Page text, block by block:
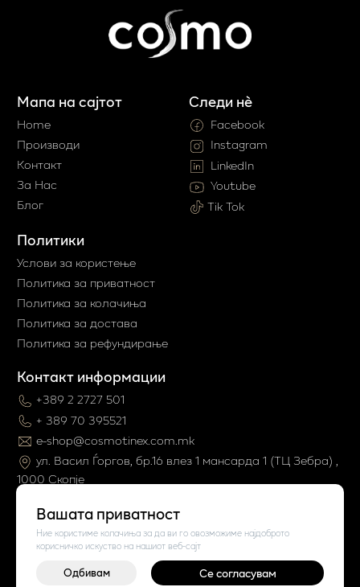
Вашата приватност
Ние користиме колачиња за да ви го овозможиме најдоброто
корисничко искуство на нашиот веб-сајт
Одбивам Се согласувам
Мапа на сајтот
Home
Производи
Контакт
За Нас
Блог
Политики
Услови за користење
Политика за приватност
Политика за колачиња
Политика за достава
Политика за рефундирање
Контакт информации
+389 2 2727 501
+ 389 70 395521
e-shop@cosmotinex.com.mk
ул. Васил Ѓоргов, бр.16 влез 1 мaнсарда 1 (ТЦ Зебра) ,
1000 Скопје
Следи нè
Facebook
Instagram
LinkedIn
Youtube
Tik Tok